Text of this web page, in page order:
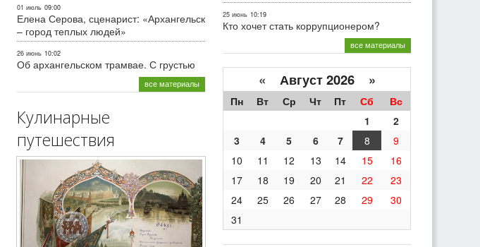
01 июль 09:00
Елена Серова, сценарист: «Архангельск
– город теплых людей»
26 июнь 10:02
Об архангельском трамвае. С грустью
все материалы
Кулинарные
путешествия
25 июнь 10:19
Кто хочет стать коррупционером?
все материалы
« Август 2026 »
Пн Вт Ср Чт Пт Сб
Вс
1
2
3
4 5 6 7 8
9
10
11 12 13 14 15
16
17
18 19 20 21 22
23
24
25 26 27 28 29
30
31